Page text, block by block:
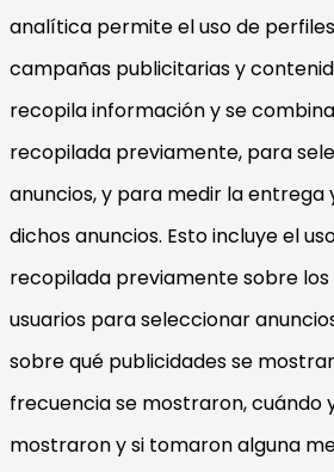
analítica permite el uso de
campañas publicitarias y
recopila información y se
recopilada previamente, para
anuncios, y para medir la entrega
dichos anuncios. Esto incluye el
recopilada previamente sobre los
usuarios para seleccionar
sobre qué publicidades se
frecuencia se mostraron, cuándo
mostraron y si tomaron alguna